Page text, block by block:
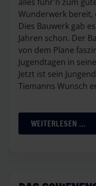
Wunderwerk bereit,
Dies Bauwerk gab
Jahren schon. Der
von dem Plane
Jugendtagen in
Jetzt ist sein
Tiemanns Wunsch
WEITERLESEN …